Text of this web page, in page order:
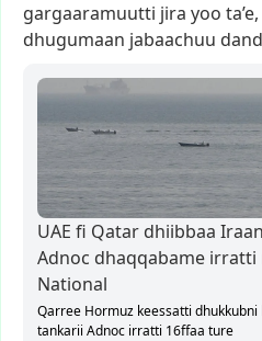
gargaaramuutti jira yoo ta’e,
dhugumaan jabaachuu
UAE fi Qatar dhiibbaa
Adnoc dhaqqabame
National
Qarree Hormuz keessatti
tankarii Adnoc irratti 16ffaa ture